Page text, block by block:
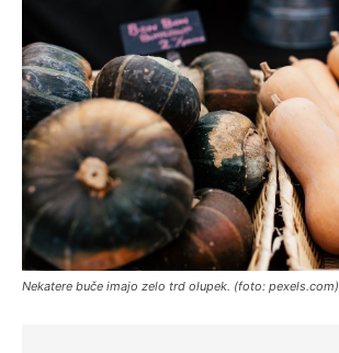
Nekatere buče imajo zelo trd olupek. (foto: pexels.com)